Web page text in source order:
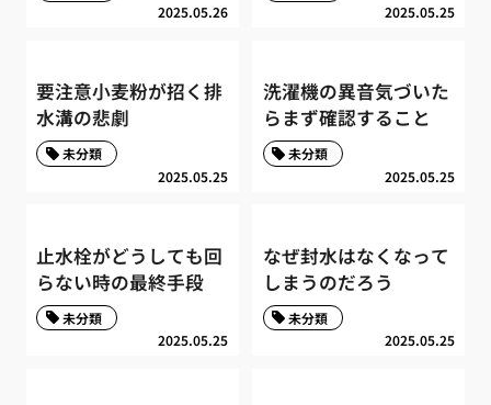
2025.05.26 2025.05.25
要注意小麦粉が招く排
水溝の悲劇
2025.05.25
未分類
洗濯機の異音気づいた
らまず確認すること
2025.05.25
未分類
止水栓がどうしても回
らない時の最終手段
2025.05.25
未分類
なぜ封水はなくなって
しまうのだろう
2025.05.25
未分類